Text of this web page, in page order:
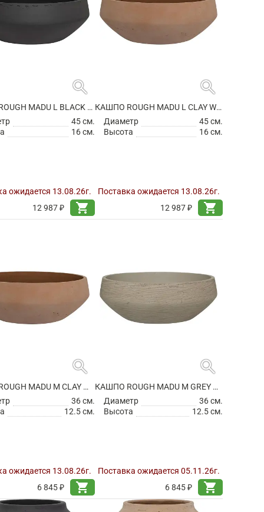
search
КАШПО ROUGH MADU L BLACK WASHED
45 см.
16 см.
ожидается 13.08.26г.
12 987 ₽
shopping_cart
search
КАШПО ROUGH MADU L CLAY WASHED
Диаметр
45 см.
Высота
16 см.
Поставка ожидается 13.08.26г.
12 987 ₽
shopping_cart
search
КАШПО ROUGH MADU M CLAY WASHED
36 см.
12.5 см.
ожидается 13.08.26г.
6 845 ₽
shopping_cart
search
КАШПО ROUGH MADU M GREY WASHED
Диаметр
36 см.
Высота
12.5 см.
Поставка ожидается 05.11.26г.
6 845 ₽
shopping_cart